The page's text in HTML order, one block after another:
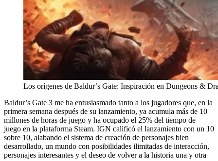
Los orígenes de Baldur’s Gate: Inspiración en Dungeons &
Baldur’s Gate 3 me ha entusiasmado tanto a los jugadores que, en la
primera semana después de su lanzamiento, ya acumula más de 10
millones de horas de juego y ha ocupado el 25% del tiempo de
juego en la plataforma Steam. IGN calificó el lanzamiento con un 10
sobre 10, alabando el sistema de creación de personajes bien
desarrollado, un mundo con posibilidades ilimitadas de interacción,
personajes interesantes y el deseo de volver a la historia una y otra